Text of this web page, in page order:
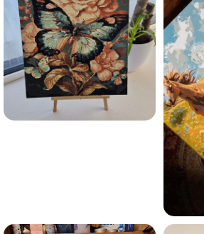
Olen tutvunud Maalihobi.ee
nõustun sellega
Maalihobi.eePrivaatsuspoliitika
TELLI